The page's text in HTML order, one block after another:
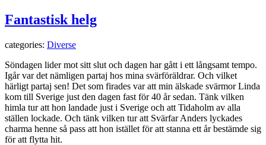
Fantastisk helg
categories: Diverse
Söndagen lider mot sitt slut och dagen har gått i ett långsamt tempo.
Igår var det nämligen partaj hos mina svärföräldrar. Och vilket
härligt partaj sen! Det som firades var att min älskade svärmor Linda
kom till Sverige just den dagen fast för 40 år sedan. Tänk vilken
himla tur att hon landade just i Sverige och att Tidaholm av alla
ställen lockade. Och tänk vilken tur att Svärfar Anders lyckades
charma henne så pass att hon istället för att stanna ett år bestämde sig
för att flytta hit.